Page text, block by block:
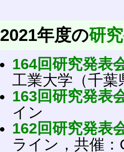
2021年度の研
164回研究発表
工業大学（千
163回研究発表
イン
162回研究発表
ライン，共催